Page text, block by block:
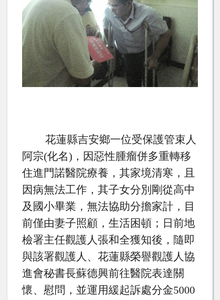
花蓮縣吉安鄉一位受保護管束人
阿宗(化名) ，因惡性腫瘤併多重轉移
住進門諾醫院療養，其家境清寒，且
因病無法工作，其子女分別剛從高中
及國小畢業，無法協助分擔家計，目
前僅由妻子照顧，生活困頓；日前地
檢署主任觀護人張和全獲知後，隨即
與該署觀護人、花蓮縣榮譽觀護人協
進會秘書長蘇德興前往醫院表達關
懷、慰問，並運用緩起訴處分金5000